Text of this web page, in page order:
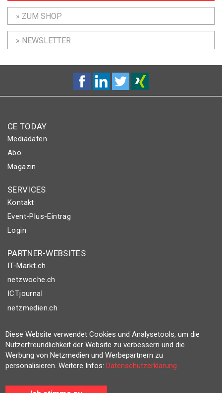
» ZUM SHOP
» NEWSLETTER
CE TODAY
Mediadaten
Abo
Magazin
SERVICES
Kontakt
Event-Plus-Eintrag
Login
PARTNER-WEBSITES
IT-Markt.ch
netzwoche.ch
ICTjournal
netzmedien.ch
© NETZMEDIEN AG 2026
Impressum
AGB
Nutzungsbestimmungen
Datenschutzerklärung
Diese Website verwendet Cookies und Analysetools, um die
Nutzerfreundlichkeit der Website zu verbessern und die
Werbung von Netzmedien und Werbepartnern zu
personalisieren. Weitere Infos:Datenschutzerklärung